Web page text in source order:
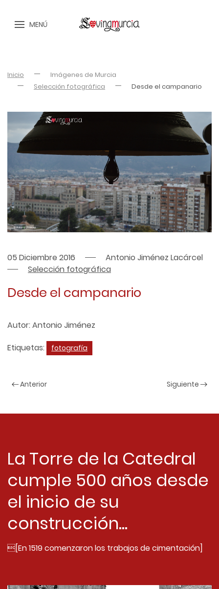
MENÚ
Inicio
Imágenes de Murcia
Selección fotográfica
Desde el campanario
05 Diciembre 2016
Antonio Jiménez Lacárcel
Selección fotográfica
Desde el campanario
Autor: Antonio Jiménez
Etiquetas:
fotografía
Anterior Siguiente
La Torre de la Catedral
cumple 500 años desde
el inicio de su
construcción...
[En 1519 comenzaron los trabajos de cimentación]